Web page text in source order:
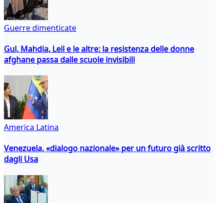
Guerre dimenticate
Gul, Mahdia, Leil e le altre: la resistenza delle donne
afghane passa dalle scuole invisibili
America Latina
Venezuela, «dialogo nazionale» per un futuro già scritto
dagli Usa